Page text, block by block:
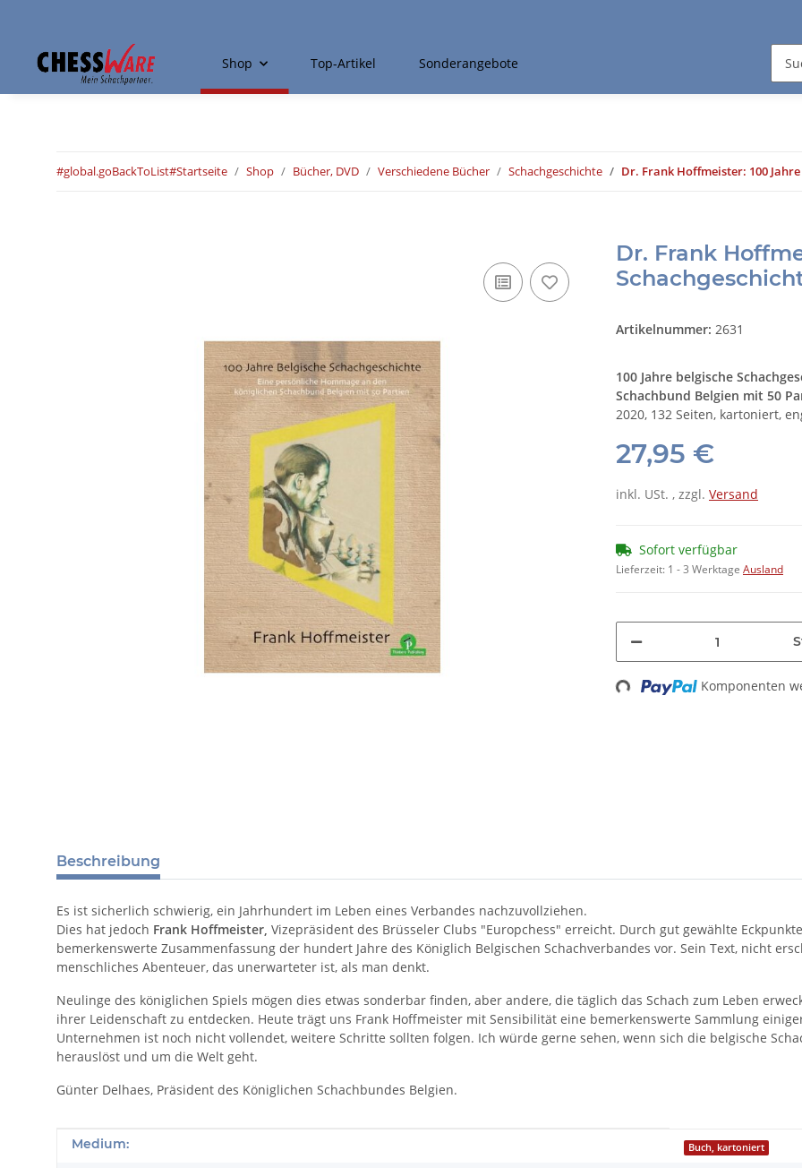
Shop Top-Artikel Sonderangebote
#global.goBackToList#Startseite Shop Bücher, DVD Verschiedene Bücher Schachgeschichte Dr. Frank Hoffmeister: 100
Dr. Frank
Artikelnummer: 2631
100 Jahre belgische
Schachbund Belgien mit 50
2020, 132 Seiten, kartoniert,
27,95 €
inkl. USt. , zzgl. Versand
Sofort verfügbar
Lieferzeit: 1 - 3 Werktage Ausland
Loading... Komponenten
Beschreibung
Es ist sicherlich schwierig, ein Jahrhundert im Leben eines Verbandes nachzuvollziehen.
Dies hat jedoch Frank Hoffmeister, Vizepräsident des Brüsseler Clubs "Europchess" erreicht. Durch gut gewählte
bemerkenswerte Zusammenfassung der hundert Jahre des Königlich Belgischen Schachverbandes vor. Sein Text, nicht
menschliches Abenteuer, das unerwarteter ist, als man denkt.
Neulinge des königlichen Spiels mögen dies etwas sonderbar finden, aber andere, die täglich das Schach zum Leben
ihrer Leidenschaft zu entdecken. Heute trägt uns Frank Hoffmeister mit Sensibilität eine bemerkenswerte Sammlung
Unternehmen ist noch nicht vollendet, weitere Schritte sollten folgen. Ich würde gerne sehen, wenn sich die belgische
herauslöst und um die Welt geht.
Günter Delhaes, Präsident des Königlichen Schachbundes Belgien.
Produkteigenschaft
Wert
Medium: Buch, kartoniert